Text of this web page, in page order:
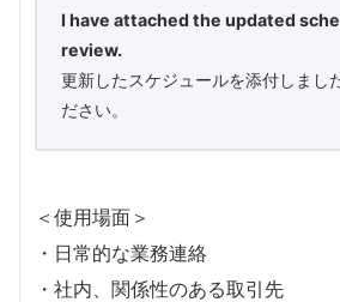
I have attached the updated
review.
更新したスケジュールを添付しまし
ださい。
＜使用場面＞
・日常的な業務連絡
・社内、関係性のある取引先